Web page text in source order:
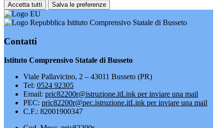
Accetta tutti Salva le preferenze
Istituto Comprensivo Statale di Busseto
Contatti
Istituto Comprensivo Statale di Busseto
Viale Pallavicino, 2 – 43011 Busseto (PR)
Tel: 0524 92305
Email: pric82200r@istruzione.itLink per inviare una mail
PEC: pric82200r@pec.istruzione.itLink per inviare una mail
C.F.: 82001900347